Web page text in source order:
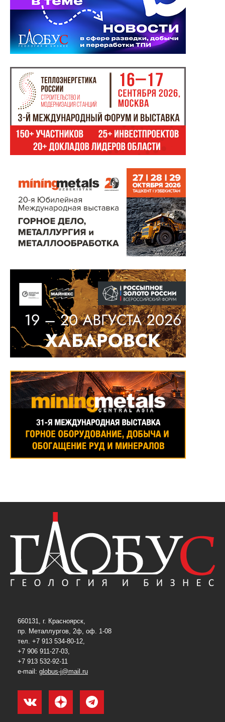
660131, г. Красноярск,
пр. Металлургов, 2ф, оф. 1-08
тел. +7 913 534-80-12,
+7 906 911-27-03,
+7 913 532-92-11
e-mail: globus-j@mail.ru